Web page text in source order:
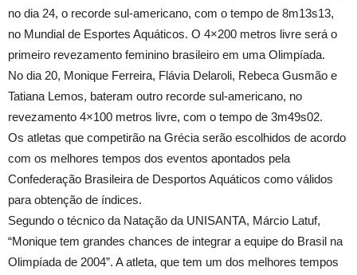
no dia 24, o recorde sul-americano, com o tempo de 8m13s13,
no Mundial de Esportes Aquáticos. O 4×200 metros livre será o
primeiro revezamento feminino brasileiro em uma Olimpíada.
No dia 20, Monique Ferreira, Flávia Delaroli, Rebeca Gusmão e
Tatiana Lemos, bateram outro recorde sul-americano, no
revezamento 4×100 metros livre, com o tempo de 3m49s02.
Os atletas que competirão na Grécia serão escolhidos de acordo
com os melhores tempos dos eventos apontados pela
Confederação Brasileira de Desportos Aquáticos como válidos
para obtenção de índices.
Segundo o técnico da Natação da UNISANTA, Márcio Latuf,
“Monique tem grandes chances de integrar a equipe do Brasil na
Olimpíada de 2004”. A atleta, que tem um dos melhores tempos